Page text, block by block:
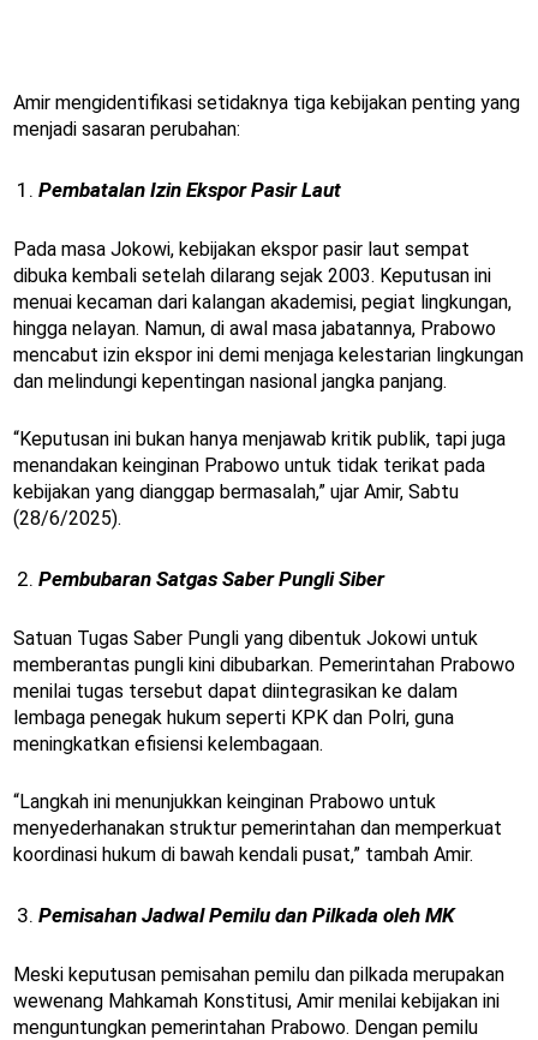
Amir mengidentifikasi setidaknya tiga kebijakan penting yang
menjadi sasaran perubahan:
Pembatalan Izin Ekspor Pasir Laut
Pada masa Jokowi, kebijakan ekspor pasir laut sempat
dibuka kembali setelah dilarang sejak 2003. Keputusan ini
menuai kecaman dari kalangan akademisi, pegiat lingkungan,
hingga nelayan. Namun, di awal masa jabatannya, Prabowo
mencabut izin ekspor ini demi menjaga kelestarian lingkungan
dan melindungi kepentingan nasional jangka panjang.
“Keputusan ini bukan hanya menjawab kritik publik, tapi juga
menandakan keinginan Prabowo untuk tidak terikat pada
kebijakan yang dianggap bermasalah,” ujar Amir, Sabtu
(28/6/2025).
Pembubaran Satgas Saber Pungli Siber
Satuan Tugas Saber Pungli yang dibentuk Jokowi untuk
memberantas pungli kini dibubarkan. Pemerintahan Prabowo
menilai tugas tersebut dapat diintegrasikan ke dalam
lembaga penegak hukum seperti KPK dan Polri, guna
meningkatkan efisiensi kelembagaan.
“Langkah ini menunjukkan keinginan Prabowo untuk
menyederhanakan struktur pemerintahan dan memperkuat
koordinasi hukum di bawah kendali pusat,” tambah Amir.
Pemisahan Jadwal Pemilu dan Pilkada oleh MK
Meski keputusan pemisahan pemilu dan pilkada merupakan
wewenang Mahkamah Konstitusi, Amir menilai kebijakan ini
menguntungkan pemerintahan Prabowo. Dengan pemilu